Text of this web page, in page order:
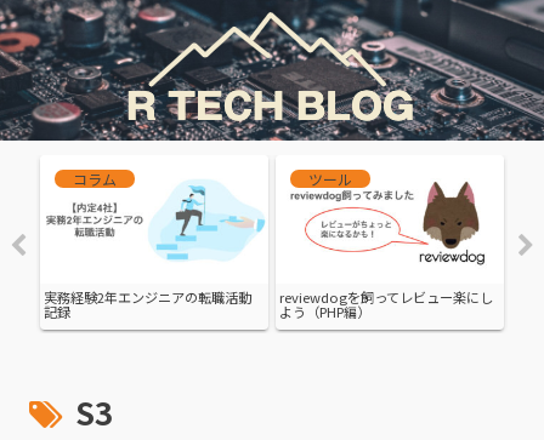
コラム
実務経験2年エンジニアの転職活動
記録
ツール
reviewdogを飼ってレビュー楽にし
よう（PHP編）
S3